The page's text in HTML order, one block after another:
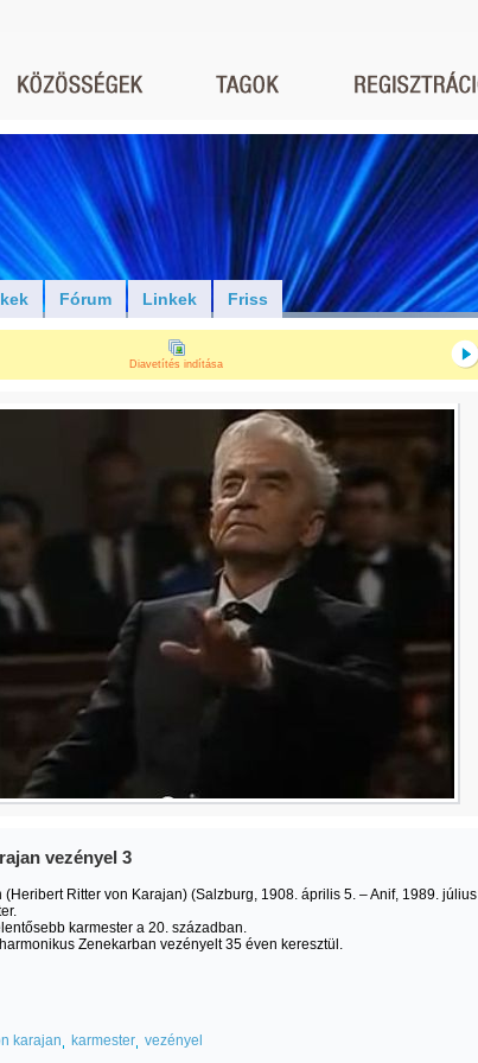
Fórum Linkek Friss
Diavetítés indítása
vezényel 3
(Heribert Ritter von Karajan) (Salzburg, 1908. április 5. – Anif, 1989. július
karmester a 20. században.
Zenekarban vezényelt 35 éven keresztül.
karajan karmester vezényel